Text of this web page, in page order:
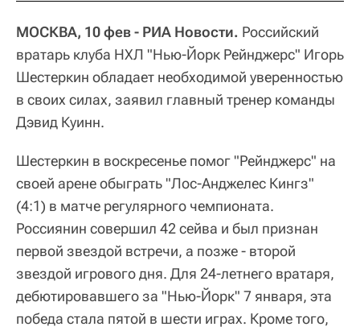
МОСКВА, 10 фев - РИА Новости. Российский
вратарь клуба НХЛ "Нью-Йорк Рейнджерс" Игорь
Шестеркин обладает необходимой уверенностью
в своих силах, заявил главный тренер команды
Дэвид Куинн.
Шестеркин в воскресенье помог "Рейнджерс" на
своей арене обыграть "Лос-Анджелес Кингз"
(4:1) в матче регулярного чемпионата.
Россиянин совершил 42 сейва и был признан
первой звездой встречи, а позже - второй
звездой игрового дня. Для 24-летнего вратаря,
дебютировавшего за "Нью-Йорк" 7 января, эта
победа стала пятой в шести играх. Кроме того,